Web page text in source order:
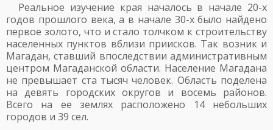
Реальное изучение края началось в начале 20-х
годов прошлого века, а в начале 30-х было найдено
первое золото, что и стало толчком к строительству
населенных пунктов вблизи приисков. Так возник и
Магадан, ставший впоследствии административным
центром Магаданской области. Население Магадана
не превышает ста тысяч человек. Область поделена
на девять городских округов и восемь районов.
Всего на ее землях расположено 14 небольших
городов и 39 сел.